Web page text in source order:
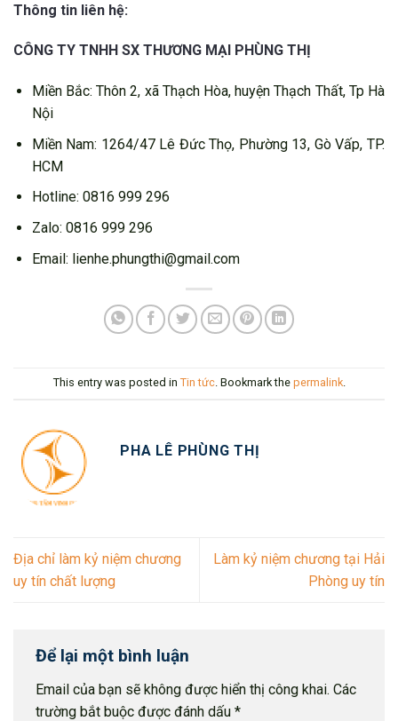
Thông tin liên hệ:
CÔNG TY TNHH SX THƯƠNG MẠI PHÙNG THỊ
Miền Bắc: Thôn 2, xã Thạch Hòa, huyện Thạch Thất, Tp Hà
Nội
Miền Nam: 1264/47 Lê Đức Thọ, Phường 13, Gò Vấp, TP.
HCM
Hotline: 0816 999 296
Zalo: 0816 999 296
Email: lienhe.phungthi@gmail.com
This entry was posted in Tin tức. Bookmark the permalink.
PHA LÊ PHÙNG THỊ
Địa chỉ làm kỷ niệm chương
uy tín chất lượng
Làm kỷ niệm chương tại Hải
Phòng uy tín
Để lại một bình luận
Email của bạn sẽ không được hiển thị công khai. Các
trường bắt buộc được đánh dấu *